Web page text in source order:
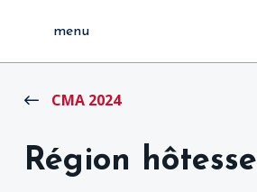
menu
CMA 2024
Région hôtesse